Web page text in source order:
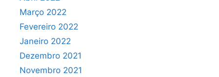
Março 2022
Fevereiro 2022
Janeiro 2022
Dezembro 2021
Novembro 2021